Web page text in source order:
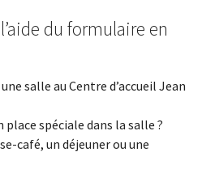
du formulaire en
salle au Centre d’accueil Jean
place spéciale dans la salle ?
café, un déjeuner ou une